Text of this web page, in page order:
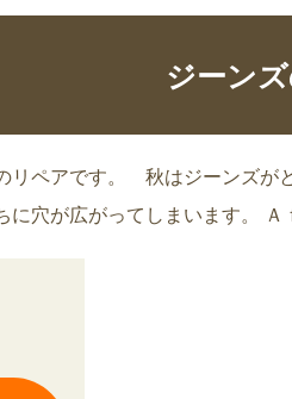
ジーン
ペアです。 秋はジーンズが
に穴が広がってしまいます。